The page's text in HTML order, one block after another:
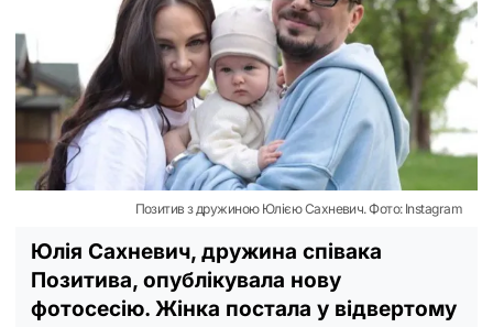
Позитив з дружиною Юлією Сахневич. Фото: Instagram
Юлія Сахневич, дружина співака
Позитива, опублікувала нову
фотосесію. Жінка постала у відвертому